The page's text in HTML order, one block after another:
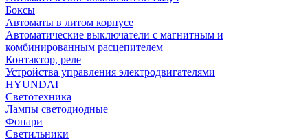
Боксы
Автоматы в литом корпусе
Автоматические выключатели с магнитным и
комбинированным расцепителем
Контактор, реле
Устройства управления электродвигателями
HYUNDAI
Светотехника
Лампы светодиодные
Фонари
Светильники